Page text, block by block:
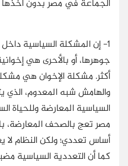
الجماعة في مصر بدون أخذها
1- إن المشكلة السياسية
جوهرها، أو بالأحرى هي
أكثر. مشكلة الإخوان هي
والهامش شبه المعدوم، الذي
السياسية المعارضة وللحياة
مصر تعج بالصحف المعارضة،
أساس تعددي؛ ولكن النظام لا
كما أن التعددية السياسية